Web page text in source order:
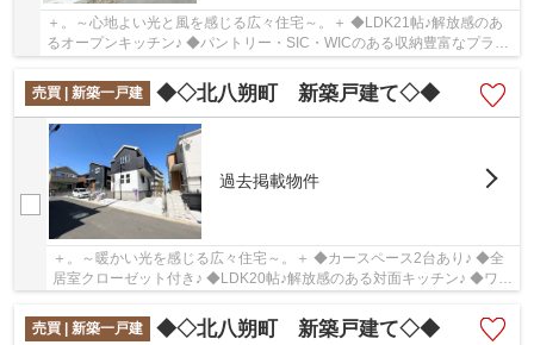
＋。～心地よい光と風を感じる広々住宅～。＋ ◆LDK21帖♪解放感のあ
るオープンキッチン♪ ◆パントリー・SIC・WICのある収納豊富なプラン
♪ ◆3LDK→4LDKへ変更可能です♪ ◆カースペース3台♪
売買 | 新築一戸建
◆◇北八朔町 新築戸建て◇◆
過去掲載物件
＋。～暖かい光を感じる広々住宅～。＋ ◆カースペース2台あり♪ ◆全
居室クローゼット付き♪ ◆LDK20帖♪解放感のある対面キッチン♪ ◆ワイ
売買 | 新築一戸建
◆◇北八朔町 新築戸建て◇◆